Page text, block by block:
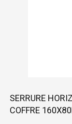
Skip
the
SERRURE
COFFRE